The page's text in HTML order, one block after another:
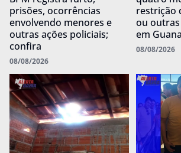
prisões, ocorrências
envolvendo menores e
outras ações policiais;
confira
08/08/2026
restrição
ou
em
08/08/2026